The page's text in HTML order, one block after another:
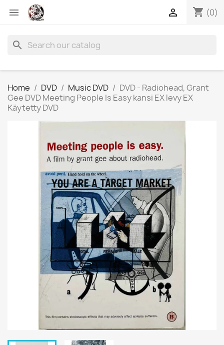
 shopping_cart (0)

search
Home DVD Music DVD
DVD - Radiohead, Grant
Gee DVD Meeting People Is Easy kansi EX levy EX
Käytetty DVD